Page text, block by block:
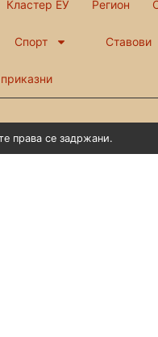
Кластер ЕУ Регион
Спорт Ставови
права се задржани.